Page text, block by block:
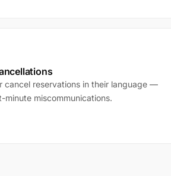
cancel reservations in their language —
miscommunications.